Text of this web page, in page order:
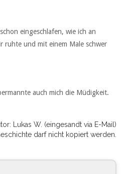
eingeschlafen, wie ich an
ruhte und mit einem Male schwer
auch mich die Müdigkeit.
Lukas W. (eingesandt via E-Mail)
darf nicht kopiert werden.